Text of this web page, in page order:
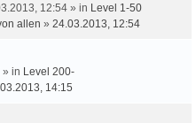
12:54 » in Level 1-50
allen » 24.03.2013, 12:54
» in Level 200-
14:15